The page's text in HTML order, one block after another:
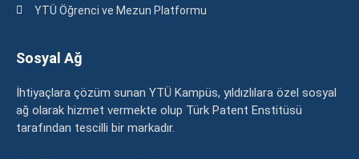
YTÜ Öğrenci ve Mezun Platformu
Sosyal Ağ
İhtiyaçlara çözüm sunan YTÜ Kampüs, yıldızlılara özel sosyal
ağ olarak hizmet vermekte olup Türk Patent Enstitüsü
tarafından tescilli bir markadır.